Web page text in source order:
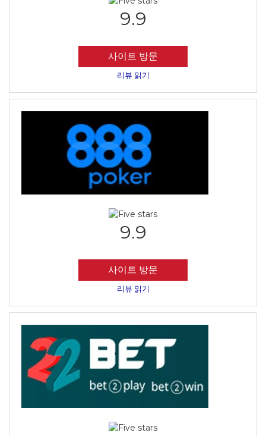
9.9
사이트 방문
리뷰 읽기
9.9
사이트 방문
리뷰 읽기